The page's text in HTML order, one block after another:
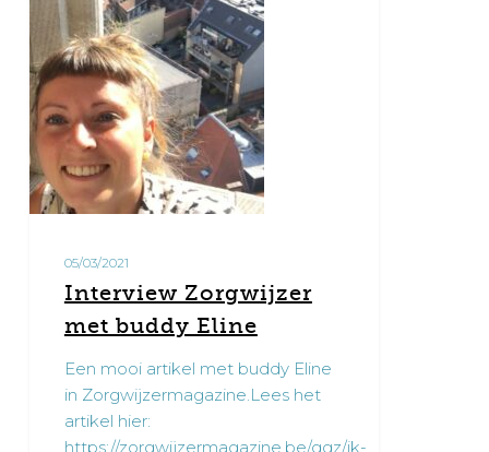
Eline
05/03/2021
Interview Zorgwijzer
met buddy Eline
Een mooi artikel met buddy Eline
in Zorgwijzermagazine.Lees het
artikel hier:
https://zorgwijzermagazine.be/ggz/ik-